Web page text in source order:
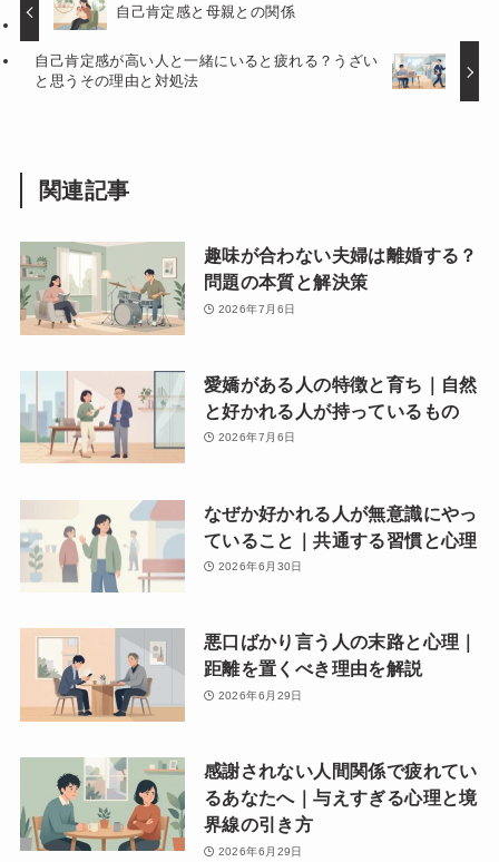
自己肯定感と母親との関係
自己肯定感が高い人と一緒にいると疲れる？うざい
と思うその理由と対処法
関連記事
趣味が合わない夫婦は離婚する？
問題の本質と解決策
2026年7月6日
愛嬌がある人の特徴と育ち｜自然
と好かれる人が持っているもの
2026年7月6日
なぜか好かれる人が無意識にやっ
ていること｜共通する習慣と心理
2026年6月30日
悪口ばかり言う人の末路と心理｜
距離を置くべき理由を解説
2026年6月29日
感謝されない人間関係で疲れてい
るあなたへ｜与えすぎる心理と境
界線の引き方
2026年6月29日